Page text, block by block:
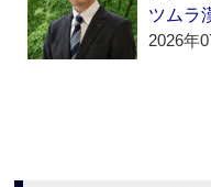
ツムラ
2026年